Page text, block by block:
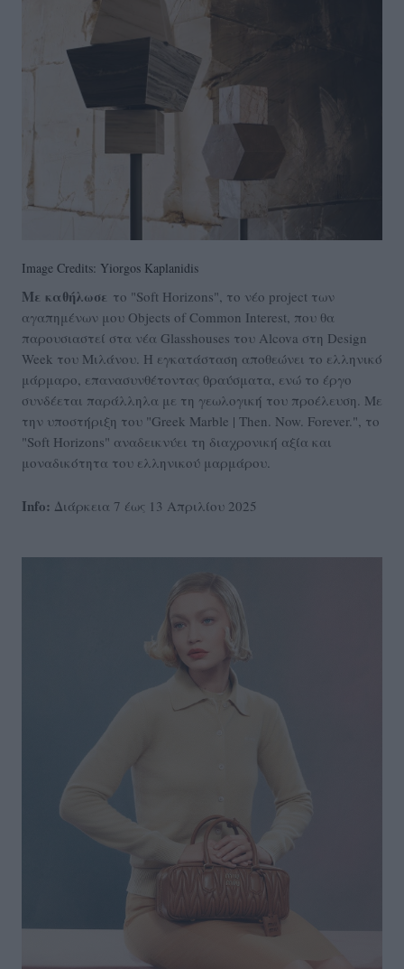
Image Credits: Yiorgos Kaplanidis
Με καθήλωσε το "Soft Horizons", το νέο project των
αγαπημένων μου Objects of Common Interest, που θα
παρουσιαστεί στα νέα Glasshouses του Alcova στη Design
Week του Μιλάνου. Η εγκατάσταση αποθεώνει το ελληνικό
μάρμαρο, επανασυνθέτοντας θραύσματα, ενώ το έργο
συνδέεται παράλληλα με τη γεωλογική του προέλευση. Με
την υποστήριξη του "Greek Marble | Then. Now. Forever.", το
"Soft Horizons" αναδεικνύει τη διαχρονική αξία και
μοναδικότητα του ελληνικού μαρμάρου.
Info: Διάρκεια 7 έως 13 Απριλίου 2025